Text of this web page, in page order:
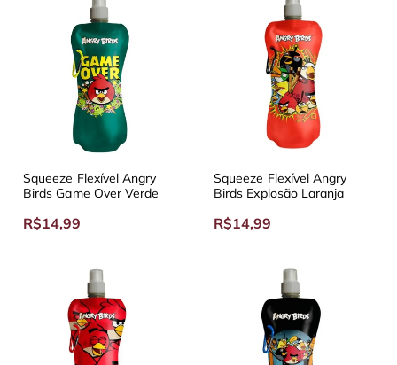
Squeeze Flexível Angry
Birds Game Over Verde
R$14,99
Squeeze Flexível Angry
Birds Explosão Laranja
R$14,99